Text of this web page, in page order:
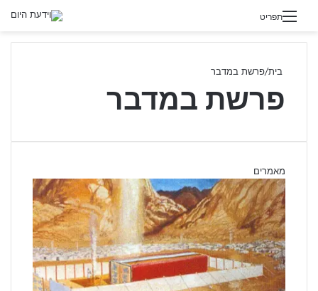
תפריט
בית/פרשת במדבר
פרשת במדבר
מאמרים